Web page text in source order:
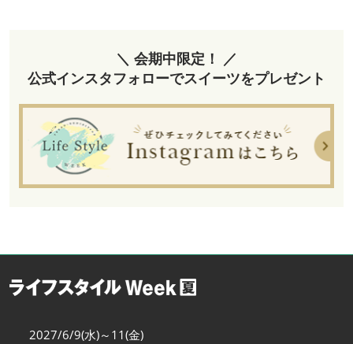
＼ 会期中限定！ ／
公式インスタフォローでスイーツをプレゼント
2027/6/9(水)～11(金)